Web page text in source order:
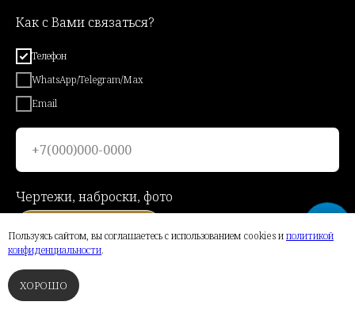
ФИНСКИЕ САУНЫ
Как с Вами связаться?
Телефон
WhatsApp/Telegram/Max
Email
+7(000)000-0000
Чертежи, наброски, фото
ЗАКАЗАТЬ КОНСУЛЬТАЦИЮ ИЛИ
Пользуясь сайтом, вы соглашаетесь с использованием cookies иполитикой
конфиденциальности.
ХОРОШО